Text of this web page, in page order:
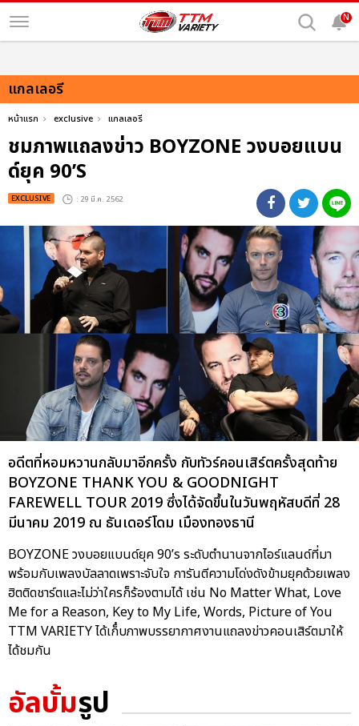
N
แกลเลอรี
หน้าแรก exclusive แกลเลอรี
ชมภาพแถลงข่าว BOYZONE วงบอยแบน
ด์ยุค 90’S
EXCLUSIVE : 29 มี.ค. 2562
อดีตที่หอมหวานกลับมาอีกครั้ง กับทัวร์คอนเสิร์ตครั้งสุดท้าย
BOYZONE THANK YOU & GOODNIGHT
FAREWELL TOUR 2019 ซึ่งได้จัดขึ้นในวันพฤหัสบดีที่ 28
มีนาคม 2019 ณ ธันเดอร์โดม เมืองทองธานี
BOYZONE วงบอยแบนด์ยุค 90’s ระดับตำนานจากไอร์แลนด์ที่มา
พร้อมกับเพลงบัลลาดเพราะจับใจ การันตีความโด่งดังข้ามยุคด้วยเพลง
ฮิตติดชาร์ตและไม่ว่าใครก็ร้องตามได้ เช่น No Matter What, Love
Me for a Reason, Key to My Life, Words, Picture of You
TTM VARIETY ได้เก็๋บภาพบรรยากาศงานแถลงข่าวคอนเสิร์ตมาให้
ได้ชมกัน
อัลบั้มรูป